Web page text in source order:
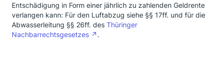
Entschädigung in Form einer jährlich zu zahlenden Geldrente
verlangen kann: Für den Luftabzug siehe §§ 17ff. und für die
Abwasserleitung §§ 26ff. des Thüringer
Nachbarrechtsgesetzes
.